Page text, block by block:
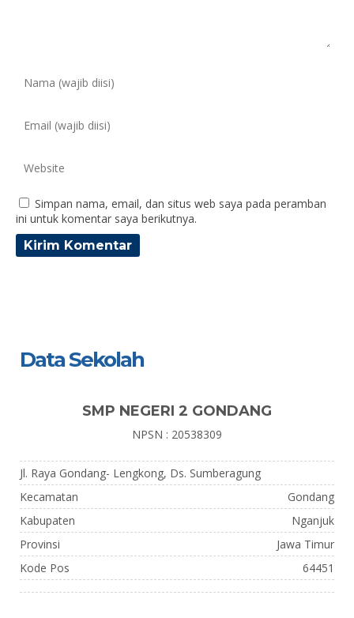
Simpan nama, email, dan situs web saya pada peramban
ini untuk komentar saya berikutnya.
Data Sekolah
SMP NEGERI 2 GONDANG
NPSN : 20538309
Jl. Raya Gondang- Lengkong, Ds. Sumberagung
Kecamatan
Gondang
Kabupaten
Nganjuk
Provinsi
Jawa Timur
Kode Pos
64451